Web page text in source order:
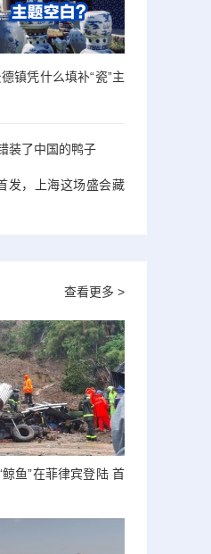
镇凭什么填补“瓷”主
装了中国的鸭子
发，上海这场盛会藏
查看更多 >
鱼”在菲律宾登陆 首